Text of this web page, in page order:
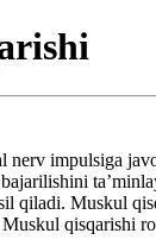
nerv impulsiga
qiladi. Muskul
qisqarishi